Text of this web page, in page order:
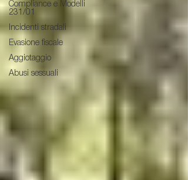
Compliance e Modelli
231/01
Incidenti stradali
Evasione fiscale
Aggiotaggio
Abusi sessuali